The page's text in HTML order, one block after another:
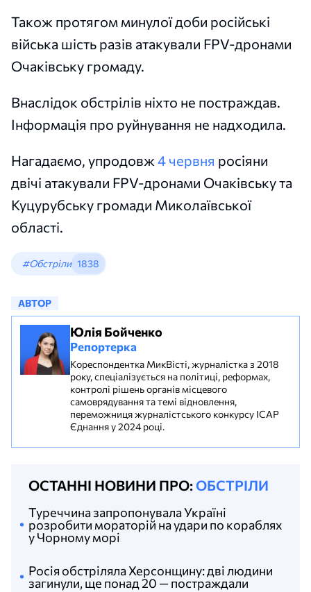
Також протягом минулої доби російські
війська шість разів атакували FPV-дронами
Очаківську громаду.
Внаслідок обстрілів ніхто не постраждав.
Інформація про руйнування не надходила.
Нагадаємо, упродовж 4 червня росіяни
двічі атакували FPV-дронами Очаківську та
Куцурубську громади Миколаївської
області.
#Обстріли 1838
АВТОР
Юлія Бойченко
Репортерка
Кореспондентка МикВісті, журналістка з 2018
року, спеціалізується на політиці, реформах,
контролі рішень органів місцевого
самоврядування та темі відновлення,
переможниця журналістського конкурсу ІСАР
Єднання у 2024 році.
ОСТАННІ НОВИНИ ПРО: ОБСТРІЛИ
Росія обстріляла Херсонщину: дві людини
загинули, ще понад 20 — постраждали
Туреччина запропонувала Україні
розробити мораторій на удари по кораблях
у Чорному морі